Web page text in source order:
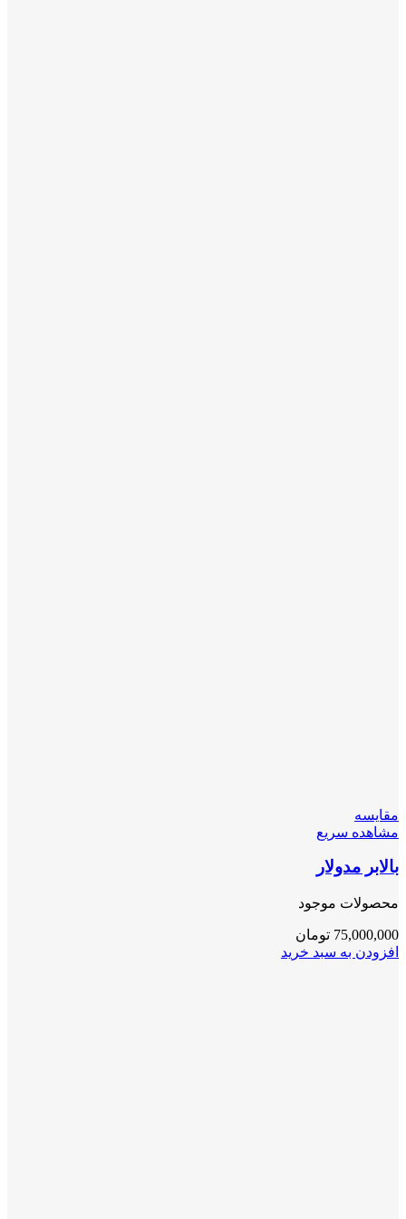
مقایسه
مشاهده سریع
بالابر مدولار
محصولات موجود
75,000,000 تومان
افزودن به سبد خرید